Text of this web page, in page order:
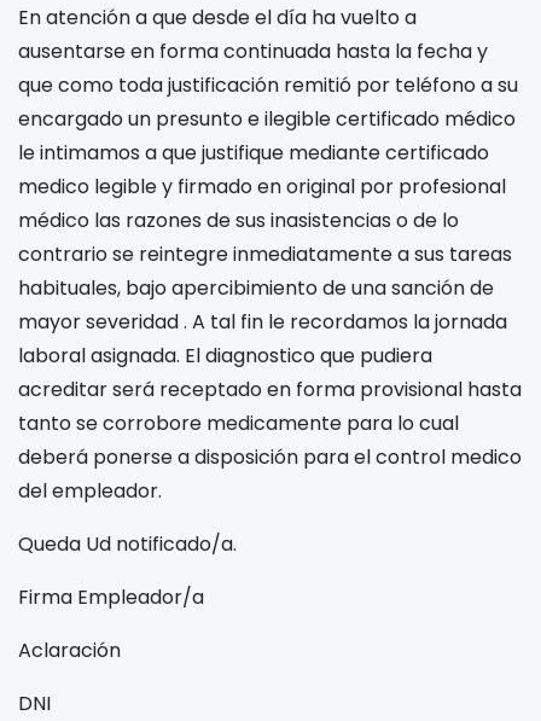
En atención a que desde el día ha vuelto a
ausentarse en forma continuada hasta la fecha y
que como toda justificación remitió por teléfono a su
encargado un presunto e ilegible certificado médico
le intimamos a que justifique mediante certificado
medico legible y firmado en original por profesional
médico las razones de sus inasistencias o de lo
contrario se reintegre inmediatamente a sus tareas
habituales, bajo apercibimiento de una sanción de
mayor severidad . A tal fin le recordamos la jornada
laboral asignada. El diagnostico que pudiera
acreditar será receptado en forma provisional hasta
tanto se corrobore medicamente para lo cual
deberá ponerse a disposición para el control medico
del empleador.
Queda Ud notificado/a.
Firma Empleador/a
Aclaración
DNI